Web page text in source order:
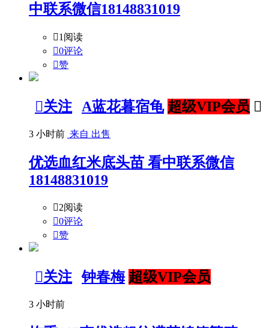
中联系微信18148831019
1阅读
0评论
赞
关注 A蓝花暮宿龟 超级VIP会员 
3 小时前 来自 出售
优选血红米底头苗 看中联系微信
18148831019
2阅读
0评论
赞
关注 钟春梅 超级VIP会员
3 小时前